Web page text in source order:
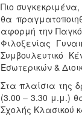
Πιο
θα
αφορμή την
Φιλοξενίας
Συμβουλευτικό
Εσωτερικών &
Στα πλαίσια της
(3.00 – 3.30 μ.μ.)
Σχολής Κλασικού